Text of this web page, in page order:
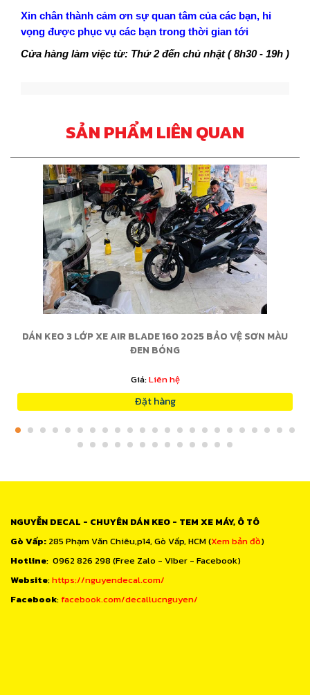
Xin chân thành cảm ơn sự quan tâm của các bạn, hi
vọng được phục vụ các bạn trong thời gian tới
Cửa hàng làm việc từ: Thứ 2 đến chủ nhật ( 8h30 - 19h )
SẢN PHẨM LIÊN QUAN
DÁN KEO 3 LỚP XE AIR BLADE 160 2025 BẢO VỆ SƠN MÀU
ĐEN BÓNG
Giá:Liên hệ
Đặt hàng
NGUYỄN DECAL - CHUYÊN DÁN KEO - TEM XE MÁY, Ô TÔ
Gò Vấp: 285 Phạm Văn Chiêu,p14, Gò Vấp, HCM (Xem bản đồ)
Hotline: 0962 826 298 (Free Zalo - Viber - Facebook)
Website:https://nguyendecal.com/
Facebook: facebook.com/decallucnguyen/